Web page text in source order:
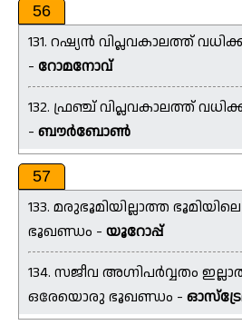
56
131. റഷ്യൻ വിപ്ലവകാലത്ത്
- റോമനോവ്
132. ഫ്രഞ്ച് വിപ്ലവകാലത്ത്
- ബൗർബോൺ
57
133. മരുഭൂമിയില്ലാത്ത
ഭൂഖണ്ഡം - യൂറോപ്പ്
134. സജീവ അഗ്നിപർവ്വതം
ഒരേയൊരു ഭൂഖണ്ഡം -